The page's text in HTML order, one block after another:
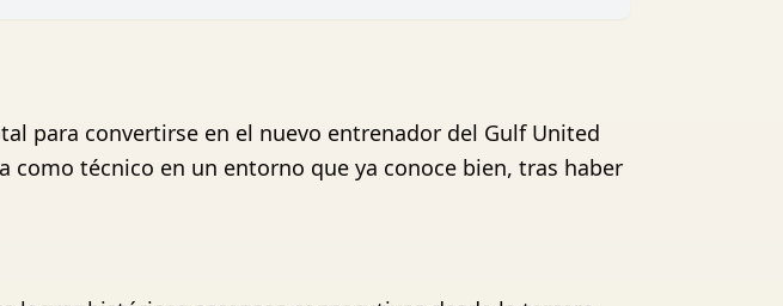
para convertirse en el nuevo entrenador del Gulf United
como técnico en un entorno que ya conoce bien, tras haber